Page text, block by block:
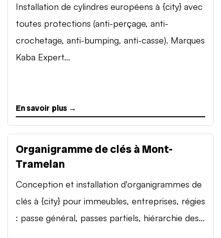
Installation de cylindres européens à {city} avec
toutes protections (anti-perçage, anti-
crochetage, anti-bumping, anti-casse). Marques
Kaba Expert...
En savoir plus →
Organigramme de clés à Mont-
Tramelan
Conception et installation d'organigrammes de
clés à {city} pour immeubles, entreprises, régies
: passe général, passes partiels, hiérarchie des...